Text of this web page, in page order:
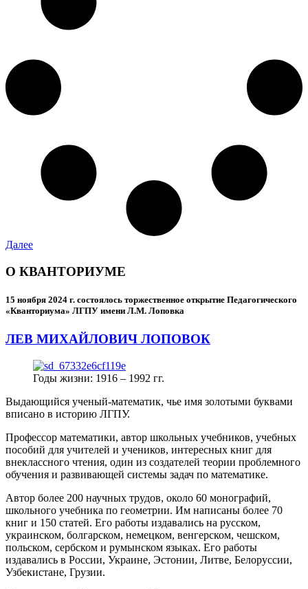
Далее
О КВАНТОРИУМЕ
15 ноября 2024 г. состоялось торжественное открытие Педагогического
«Кванториума» ЛГПУ имени Л.М. Лоповка
ЛЕВ МИХАЙЛОВИЧ ЛОПОВОК
Годы жизни: 1916 – 1992 гг.
Выдающийся ученый-математик, чье имя золотыми буквами
вписано в историю ЛГПУ.
Профессор математики, автор школьных учебников, учебных
пособий для учителей и учеников, интересных книг для
внеклассного чтения, один из создателей теории проблемного
обучения и развивающей системы задач по математике.
Автор более 200 научных трудов, около 60 монографий,
школьного учебника по геометрии. Им написаны более 70
книг и 150 статей. Его работы издавались на русском,
украинском, болгарском, немецком, венгерском, чешском,
польском, сербском и румынском языках. Его работы
издавались в России, Украине, Эстонии, Литве, Белоруссии,
Узбекистане, Грузии.